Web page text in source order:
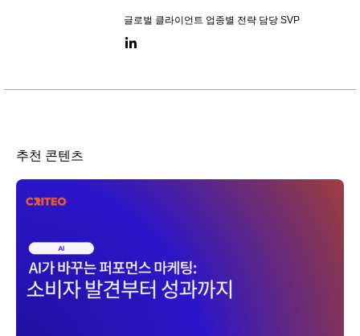
글로벌 클라이언트 업종별 전략 담당 SVP
LinkedIn link
추천 콘텐츠